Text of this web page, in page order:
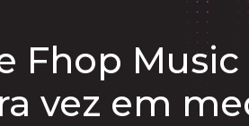
Fhop
vez em